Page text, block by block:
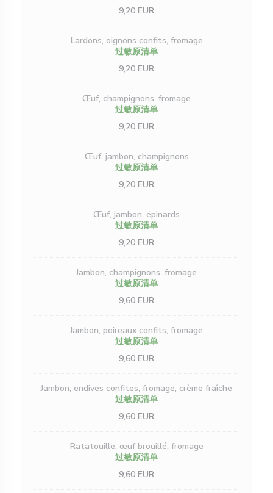
9,20 EUR
Lardons, oignons confits, fromage
过敏原清单
9,20 EUR
Œuf, champignons, fromage
过敏原清单
9,20 EUR
Œuf, jambon, champignons
过敏原清单
9,20 EUR
Œuf, jambon, épinards
过敏原清单
9,20 EUR
Jambon, champignons, fromage
过敏原清单
9,60 EUR
Jambon, poireaux confits, fromage
过敏原清单
9,60 EUR
Jambon, endives confites, fromage, crème fraîche
过敏原清单
9,60 EUR
Ratatouille, œuf brouillé, fromage
过敏原清单
9,60 EUR